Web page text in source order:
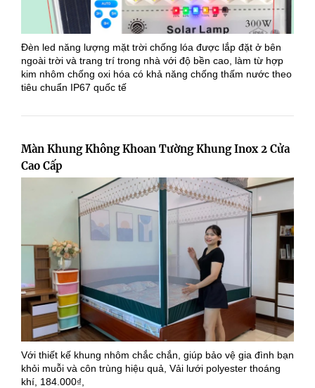
Đèn led năng lượng mặt trời chống lóa được lắp đặt ở bên
ngoài trời và trang trí trong nhà với độ bền cao, làm từ hợp
kim nhôm chống oxi hóa có khả năng chống thấm nước theo
tiêu chuẩn IP67 quốc tế
Màn Khung Không Khoan Tường Khung Inox 2 Cửa
Cao Cấp
Với thiết kế khung nhôm chắc chắn, giúp bảo vệ gia đình bạn
khỏi muỗi và côn trùng hiệu quả, Vải lưới polyester thoáng
khí, 184.000₫,